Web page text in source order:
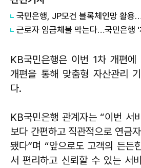
KB국민은행은 이번 1차 개편
개편을 통해 맞춤형 자산관리
다.
KB국민은행 관계자는 “이번 서
보다 간편하고 직관적으로 연금
됐다”며 “앞으로도 고객의 든든
서 편리하고 신뢰할 수 있는 서